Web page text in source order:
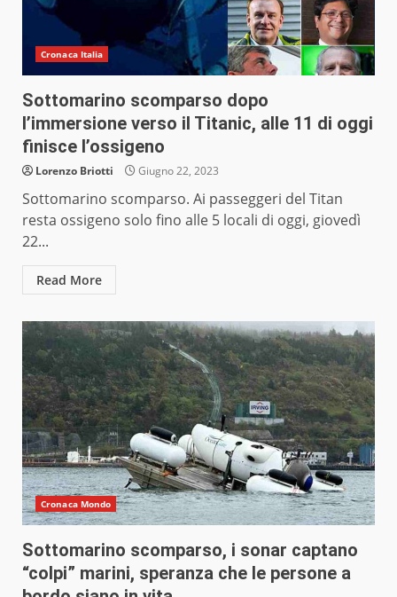
Cronaca Italia
Sottomarino scomparso dopo
l’immersione verso il Titanic, alle 11 di oggi
finisce l’ossigeno
Lorenzo Briotti Giugno 22, 2023
Sottomarino scomparso. Ai passeggeri del Titan
resta ossigeno solo fino alle 5 locali di oggi, giovedì
22...
Read More
Cronaca Mondo
Sottomarino scomparso, i sonar captano
“colpi” marini, speranza che le persone a